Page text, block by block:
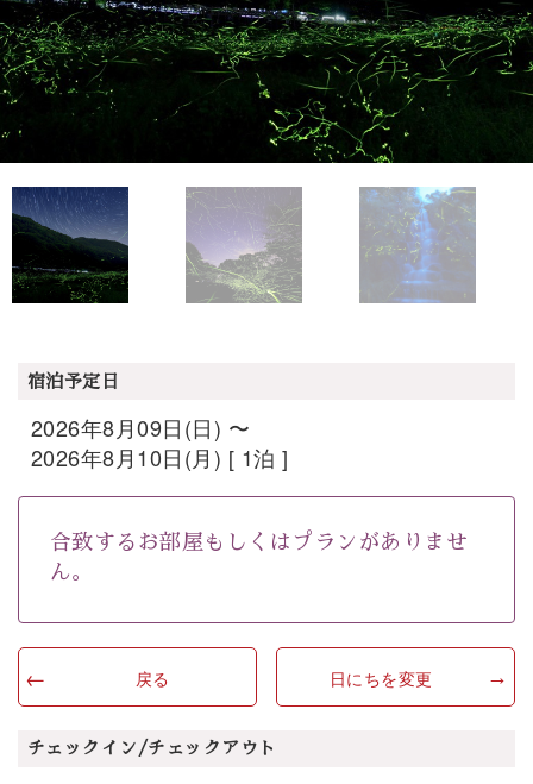
宿泊予定日
2026年8月09日(日) 〜
2026年8月10日(月) [ 1泊 ]
合致するお部屋もしくはプランがありませ
ん。
戻る 日にちを変更
チェックイン/チェックアウト